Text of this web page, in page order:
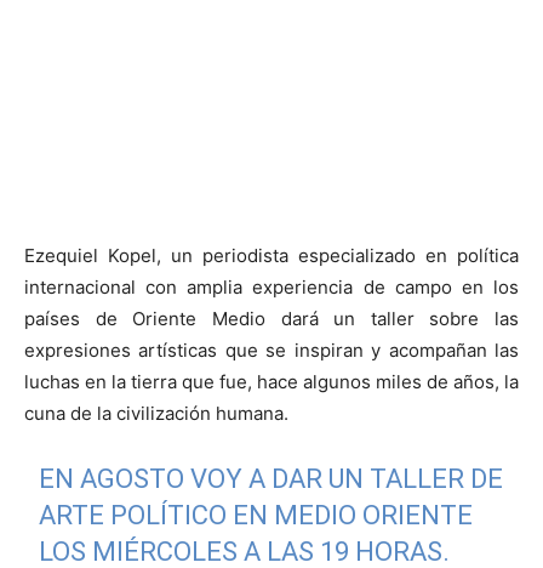
Ezequiel Kopel, un periodista especializado en política
internacional con amplia experiencia de campo en los
países de Oriente Medio dará un taller sobre las
expresiones artísticas que se inspiran y acompañan las
luchas en la tierra que fue, hace algunos miles de años, la
cuna de la civilización humana.
EN AGOSTO VOY A DAR UN TALLER DE
ARTE POLÍTICO EN MEDIO ORIENTE
LOS MIÉRCOLES A LAS 19 HORAS.